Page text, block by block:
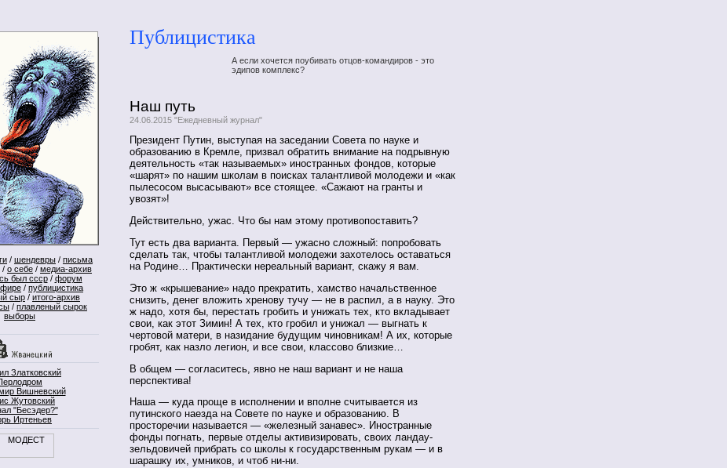
/ шендевры / письма
/ о себе / медиа-архив
был ссср/ форум
/ публицистика
сыр / итого-архив
/ плавленый сырок
выборы
Златковский
Вишневский
Жутовский
"Бесэдер?"
Иртеньев
Публицистика
А если хочется поубивать отцов-командиров - это
эдипов комплекс?
Наш путь
24.06.2015 "Ежедневный журнал"
Президент Путин, выступая на заседании Совета по науке и
образованию в Кремле, призвал обратить внимание на подрывную
деятельность «так называемых» иностранных фондов, которые
«шарят» по нашим школам в поисках талантливой молодежи и «как
пылесосом высасывают» все стоящее. «Сажают на гранты и
увозят»!
Действительно, ужас. Что бы нам этому противопоставить?
Тут есть два варианта. Первый — ужасно сложный: попробовать
сделать так, чтобы талантливой молодежи захотелось оставаться
на Родине… Практически нереальный вариант, скажу я вам.
Это ж «крышевание» надо прекратить, хамство начальственное
снизить, денег вложить хренову тучу — не в распил, а в науку. Это
ж надо, хотя бы, перестать гробить и унижать тех, кто вкладывает
свои, как этот Зимин! А тех, кто гробил и унижал — выгнать к
чертовой матери, в назидание будущим чиновникам! А их, которые
гробят, как назло легион, и все свои, классово близкие…
В общем — согласитесь, явно не наш вариант и не наша
перспектива!
Наша — куда проще в исполнении и вполне считывается из
путинского наезда на Совете по науке и образованию. В
просторечии называется — «железный занавес». Иностранные
фонды погнать, первые отделы активизировать, своих ландау-
зельдовичей прибрать со школы к государственным рукам — и в
шарашку их, умников, и чтоб ни-ни.